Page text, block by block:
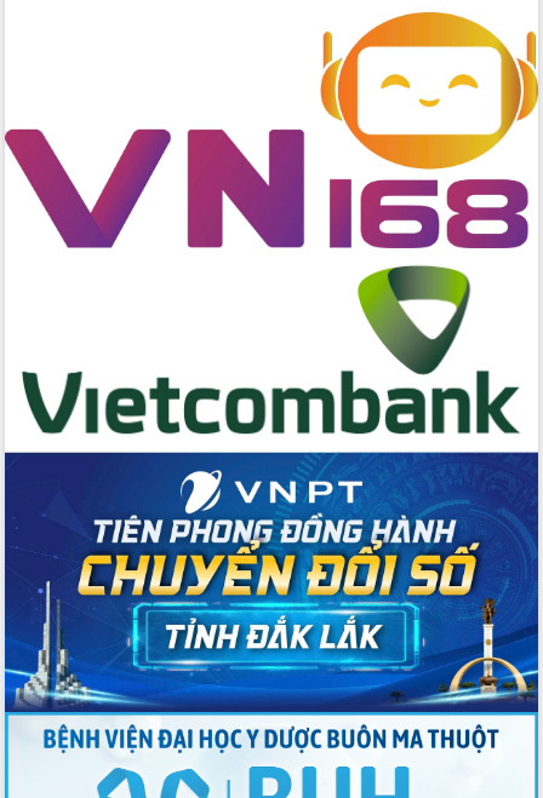
Đắk Lắk nâng cao hiệu quả công tác
Đảng từ Sổ tay đảng viên điện tử
Đắk Lắk đẩy mạnh nuôi biển công
nghệ, hướng tới phát triển thủy sản
bền vững
Quyền của người tiêu dùng Việt Nam
2026
Đẩy mạnh cải cách hành chính, quyết
tâm đạt được mục tiêu tăng trưởng
hai con số trong năm 2026
Tổ chức trang trọng Lễ hội Đền thờ
Lương Văn Chánh năm 2026
Phó Bí thư Tỉnh ủy Đắk Lắk Đỗ Hữu
Huy giữ chức Bí thư Đảng ủy Ủy Ban
Nhân dân tỉnh
Bệnh án điện tử thúc đẩy chuyển đổi
số y tế tại Đắk Lắk
Chuyển đổi số thư viện: Mở rộng
không gian tri thức trong thời đại số
Đánh giá, rút kinh nghiệm công tác tổ
chức diễn tập trước ngày bầu cử